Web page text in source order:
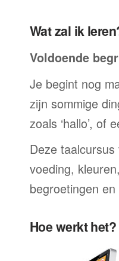
Wat zal ik
Voldoende
Je begint nog
zijn sommige
zoals ‘hallo’, of
Deze
voeding,
begroetingen
Hoe werkt het?